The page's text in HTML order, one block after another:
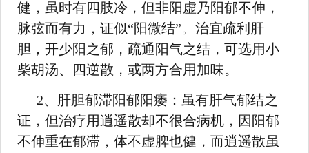
健，虽时有四肢冷，但非阳虚乃阳郁不伸，
脉弦而有力，证似“阳微结”。治宜疏利肝
胆，开少阳之郁，疏通阳气之结，可选用小
柴胡汤、四逆散，或两方合用加味。
2、肝胆郁滞阳郁阳痿：虽有肝气郁结之
证，但治疗用逍遥散却不很合病机，因阳郁
不伸重在郁滞，体不虚脾也健，而逍遥散虽